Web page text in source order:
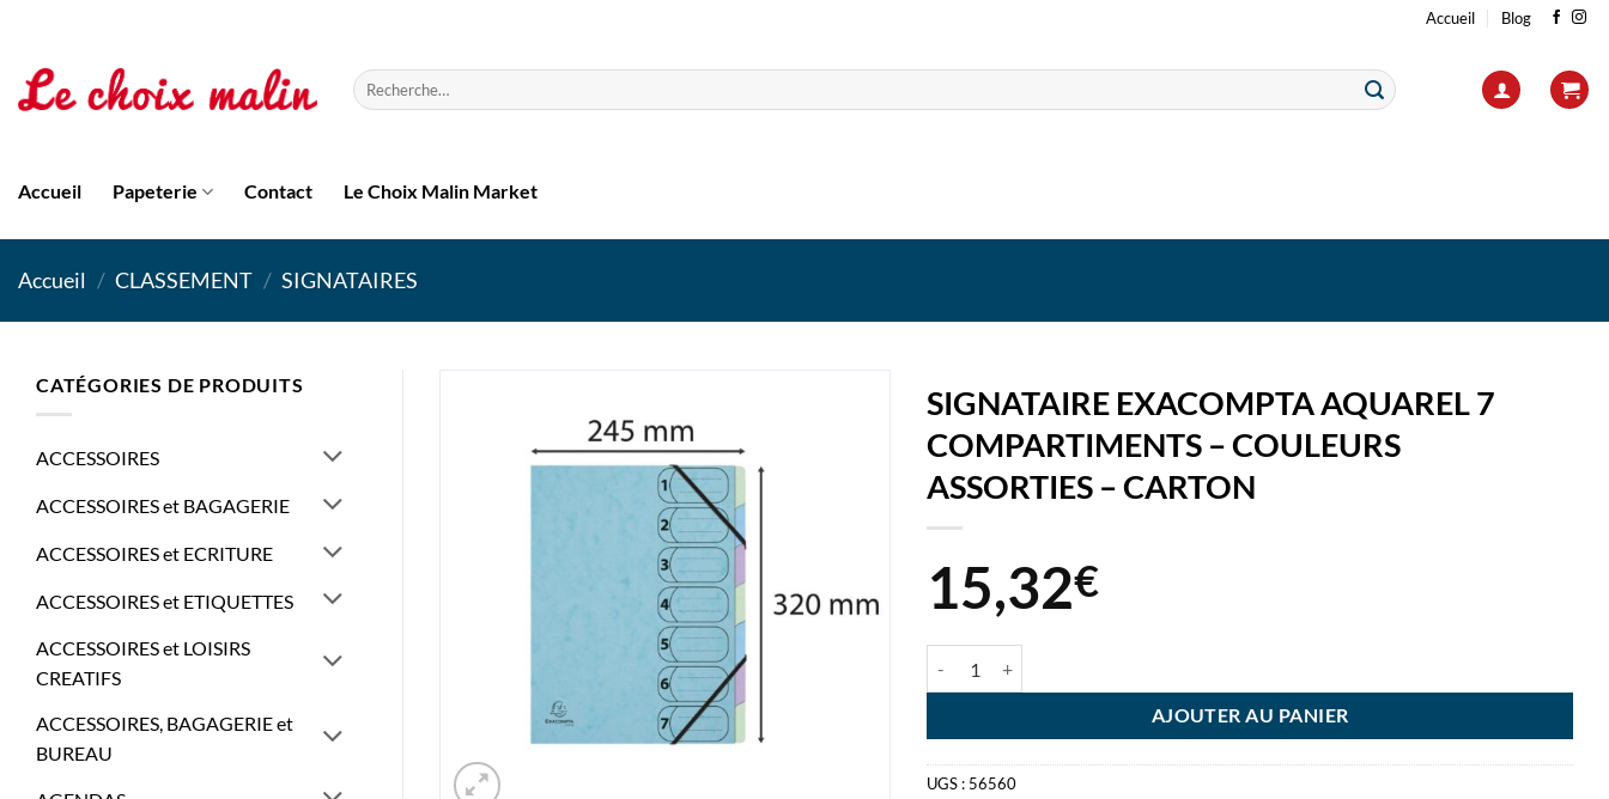
contenu
Accueil Blog
Recherche
pour :
Accueil Papeterie Contact Le Choix Malin Market
Accueil / CLASSEMENT / SIGNATAIRES
CATÉGORIES DE PRODUITS
ACCESSOIRES
ACCESSOIRES et BAGAGERIE
ACCESSOIRES et ECRITURE
ACCESSOIRES et ETIQUETTES
ACCESSOIRES et LOISIRS
CREATIFS
ACCESSOIRES, BAGAGERIE et
BUREAU
SIGNATAIRE EXACOMPTA AQUAREL 7
COMPARTIMENTS – COULEURS
ASSORTIES – CARTON
15,32€
AJOUTER AU PANIER
UGS : 56560